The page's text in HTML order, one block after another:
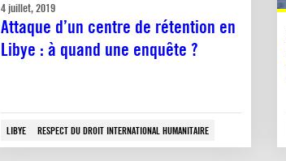
4 juillet, 2019
Attaque d’un centre de rétention en
Libye : à quand une enquête ?
LIBYE RESPECT DU DROIT INTERNATIONAL HUMANITAIRE